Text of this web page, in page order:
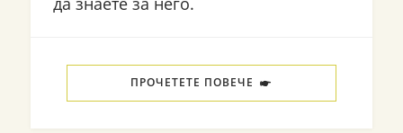
ПРОЧЕТЕТЕ ПОВЕЧЕ